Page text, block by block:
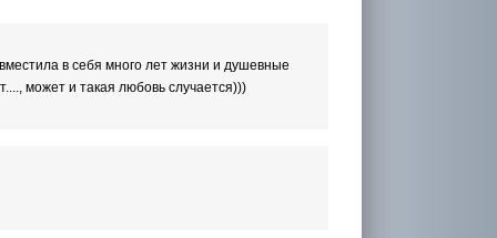
в себя много лет жизни и душевные
может и такая любовь случается)))